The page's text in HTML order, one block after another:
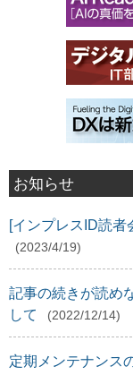
お知らせ
[インプレスID読者
(2023/4/19)
記事の続きが読め
して
(2022/12/14)
定期メンテナンス